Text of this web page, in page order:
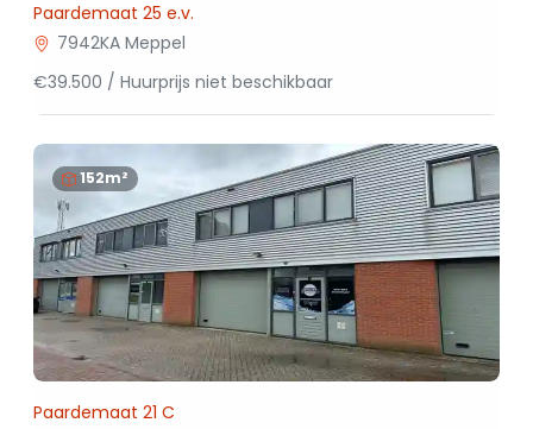
Paardemaat 25 e.v.
7942KA Meppel
€39.500 / Huurprijs niet beschikbaar
152m²
Paardemaat 21 C